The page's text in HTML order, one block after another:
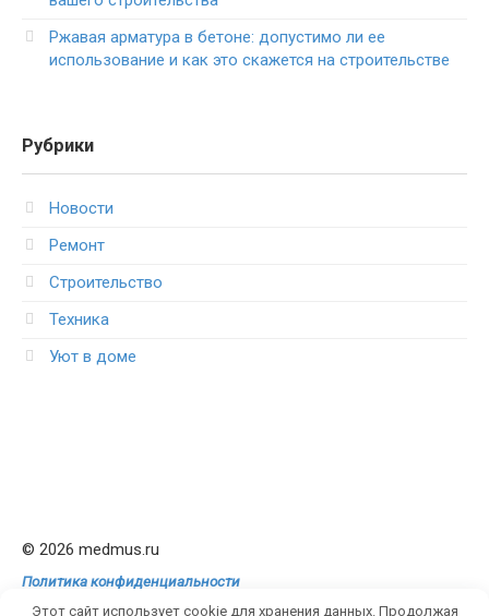
Ржавая арматура в бетоне: допустимо ли ее
использование и как это скажется на строительстве
Рубрики
Новости
Ремонт
Строительство
Техника
Уют в доме
© 2026 medmus.ru
Политика конфиденциальности
Этот сайт использует cookie для хранения данных. Продолжая